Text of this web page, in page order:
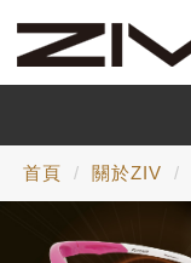
首頁 關於ZIV